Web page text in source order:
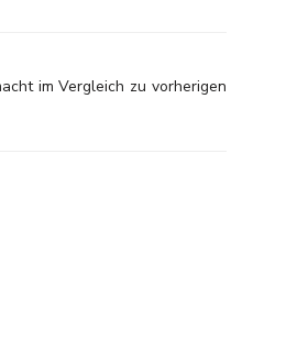
im Vergleich zu vorherigen